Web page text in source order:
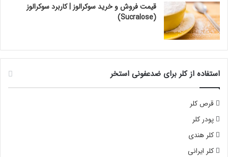
قیمت فروش و خرید سوکرالوز | کاربرد سوکرالوز
(Sucralose)
استفاده از کلر برای ضدعفونی استخر
قرص کلر
پودر کلر
کلر هندی
کلر ایرانی